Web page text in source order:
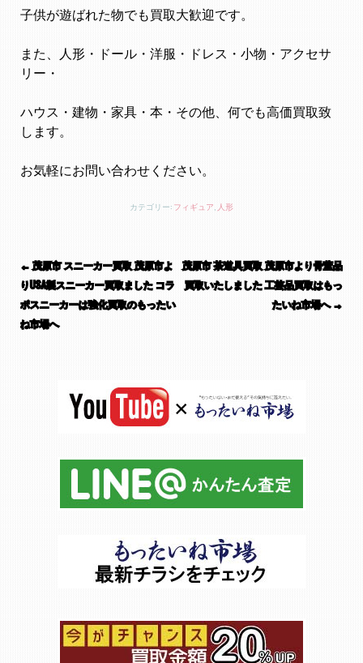
子供が遊ばれた物でも買取大歓迎です。
また、人形・ドール・洋服・ドレス・小物・アクセサ
リー・
ハウス・建物・家具・本・その他、何でも高価買取致
します。
お気軽にお問い合わせください。
カテゴリー: フィギュア, 人形
←茂原市 スニーカー買取 茂原市よ
りUSA製スニーカー買取ました コラ
ボスニーカーは強化買取のもったい
ね市場へ
茂原市 茶道具買取 茂原市より骨董品
買取いたしました 工芸品買取はもっ
たいね市場へ→